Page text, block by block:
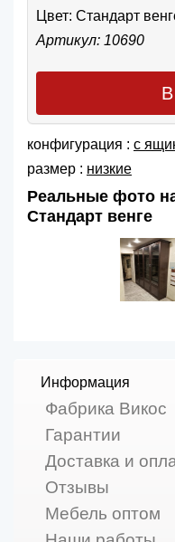
Цвет: Стандарт
Артикул: 10690
конфигурация : с
размер : низкие
Реальные фото
Стандарт венге
Информация
Фабрика Викос
Гарантии
Доставка и
Отзывы
Мебель оптом